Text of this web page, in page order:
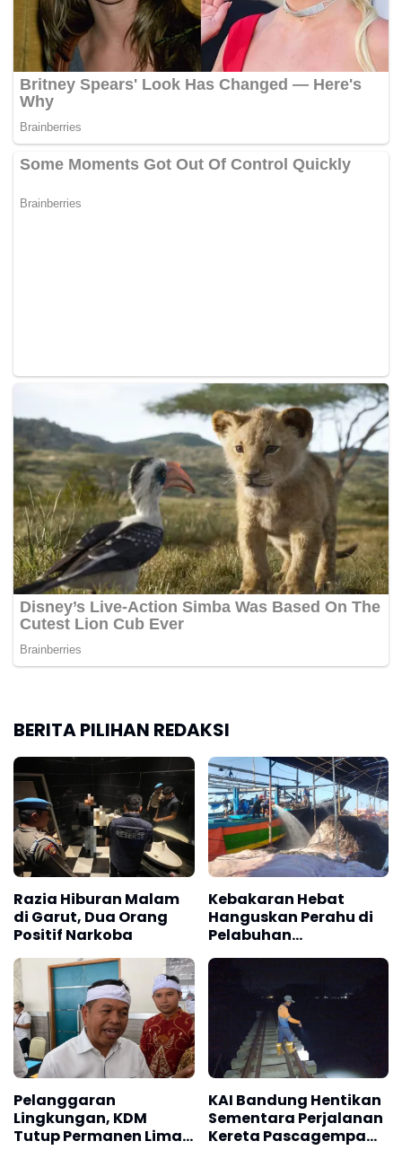
BERITA PILIHAN REDAKSI
Razia Hiburan Malam
di Garut, Dua Orang
Positif Narkoba
Kebakaran Hebat
Hanguskan Perahu di
Pelabuhan
Karangsong
Indramayu
Pelanggaran
Lingkungan, KDM
Tutup Permanen Lima
KAI Bandung Hentikan
Sementara Perjalanan
Kereta Pascagempa